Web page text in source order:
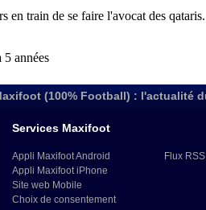
(100% Football) : l'actualité
Services Maxifoot
Appli Maxifoot Android
Appli Maxifoot iPhone
Site web Mobile
Choix de consentement
Flux